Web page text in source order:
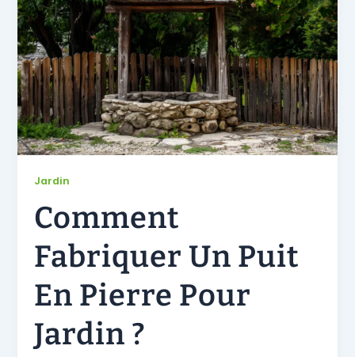
Jardin
Comment
Fabriquer Un Puit
En Pierre Pour
Jardin ?